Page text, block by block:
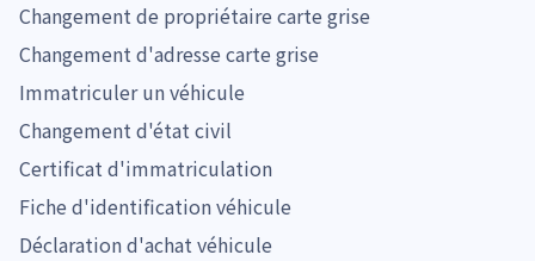
Changement de propriétaire carte grise
Changement d'adresse carte grise
Immatriculer un véhicule
Changement d'état civil
Certificat d'immatriculation
Fiche d'identification véhicule
Déclaration d'achat véhicule